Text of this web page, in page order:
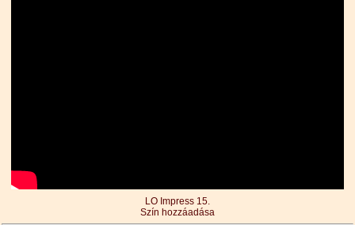
LO Impress 15.
Szín hozzáadása